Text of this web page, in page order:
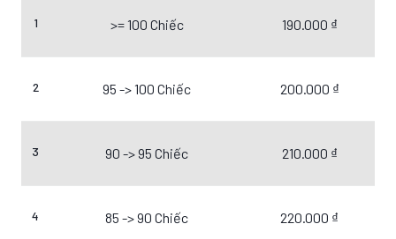
1 >= 100 Chiếc 190.000 ₫
2 95 -> 100 Chiếc 200.000 ₫
3 90 -> 95 Chiếc 210.000 ₫
4 85 -> 90 Chiếc 220.000 ₫